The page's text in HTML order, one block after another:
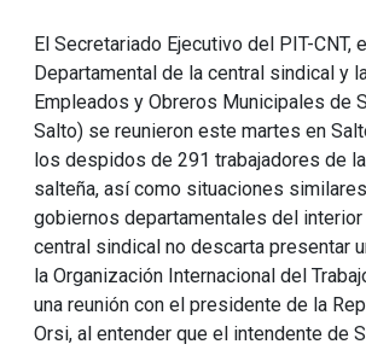
El Secretariado Ejecutivo del PIT-CNT,
Departamental de la central sindical y
Empleados y Obreros Municipales de
Salto) se reunieron este martes en
los despidos de 291 trabajadores de
salteña, así como situaciones
gobiernos departamentales del
central sindical no descarta presentar
la Organización Internacional del
una reunión con el presidente de la
Orsi, al entender que el intendente de